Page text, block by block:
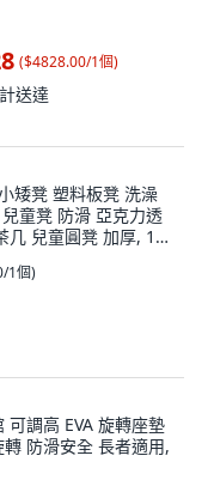
($4828.00/1個)
送達
矮凳 塑料板凳 洗澡
童凳 防滑 亞克力透
几 兒童圓凳 加厚, 1个
1個)
可調高 EVA 旋轉座墊
防滑安全 長者適用,